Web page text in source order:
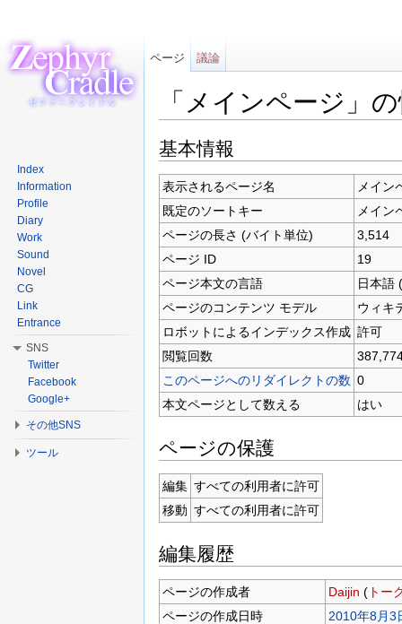
「メインページ」
基本情報
表示されるページ名
メイン
既定のソートキー
メイン
ページの長さ (バイト単位)
3,514
ページ ID
19
ページ本文の言語
日本語
ページのコンテンツ モデル
ウィキ
ロボットによるインデックス作成 許可
閲覧回数
このページへのリダイレクトの数 0
本文ページとして数える
はい
ページの保護
編集 すべての利用者に許可
移動 すべての利用者に許可
編集履歴
ページの作成者 Daijin (トー
ページの作成日時
2010年8月3
ページ 議論
Index
Information
Profile
Diary
Work
Sound
Novel
CG
Link
Entrance
SNS
Twitter
Facebook
Google+
その他SNS
ツール